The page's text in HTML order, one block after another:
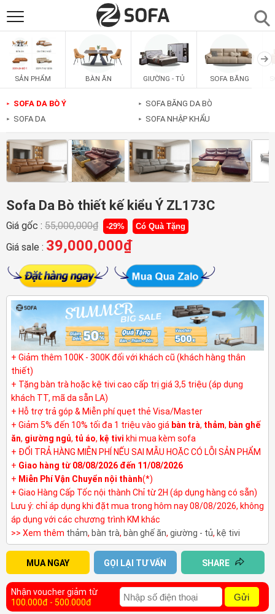
SẢN PHẨM
SOFAS
PHÒNG ĂN
PHÒNG NGỦ ▼
PHÒNG KHÁCH
SẢN PHẨM BÀN ĂN GIƯỜNG - TỦ SOFA BĂNG
► SOFA DA BÒ Ý
► SOFA DA
► SOFA BĂNG DA BÒ
► SOFA NHẬP KHẨU
Sofa Da Bò thiết kế kiểu Ý ZL173C
Giá gốc : 55,000,000₫ -29% Có Quà Tặng
Giá sale : 39,000,000₫
+ Giảm thêm 100K - 300K đối với khách cũ (khách hàng thân
thiết)
+ Tặng bàn trà hoặc kệ tivi cao cấp trị giá 3,5 triệu (áp dụng
khách TT, mã da sẵn LA)
+ Hỗ trợ trả góp & Miễn phí quẹt thẻ Visa/Master
+ Giảm 5% đến 10% tối đa 1 triệu vào giá bàn trà, thảm, bàn ghế
ăn, giường ngủ, tủ áo, kệ tivi khi mua kèm sofa
+ ĐỔI TRẢ HÀNG MIỄN PHÍ NẾU SAI MẪU HOẶC CÓ LỖI SẢN PHẨM
+ Giao hàng từ 08/08/2026 đến 11/08/2026
+ Miễn Phí Vận Chuyển nội thành(*)
+ Giao Hàng Cấp Tốc nội thành Chỉ từ 2H (áp dụng hàng có sẵn)
Lưu ý: chỉ áp dụng khi đặt mua trong hôm nay 08/08/2026, không
áp dụng với các chương trình KM khác
>> Xem thêm thảm, bàn trà, bàn ghế ăn, giường - tủ, kệ tivi
MUA NGAY GỌI LẠI TƯ VẤN SHARE
Nhận voucher giảm từ
100.000đ - 500.000đ
Gửi